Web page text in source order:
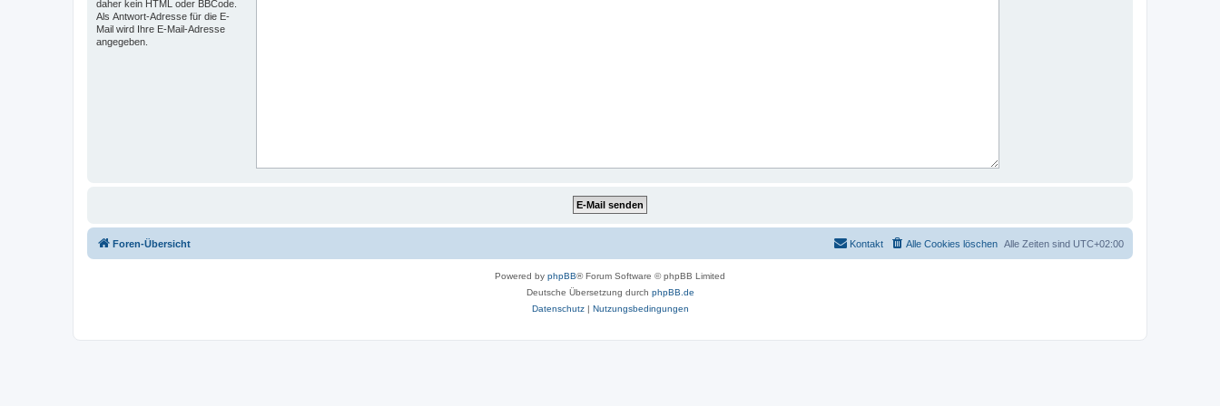
daher kein HTML oder BBCode.
Als Antwort-Adresse für die E-
Mail wird Ihre E-Mail-Adresse
angegeben.
Foren-Übersicht Alle Zeiten sind UTC+02:00
Alle Cookies löschen
Kontakt
Powered by phpBB® Forum Software © phpBB Limited
Deutsche Übersetzung durch phpBB.de
Datenschutz| Nutzungsbedingungen